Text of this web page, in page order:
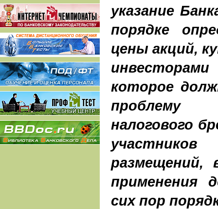
указание
порядке
цены акций,
которое
проблему
налогового
размещений,
применения
сих пор